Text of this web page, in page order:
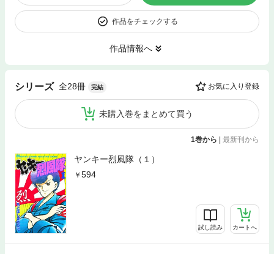
作品をチェックする
作品情報へ
シリーズ 全28冊 完結 お気に入り登録
未購入巻をまとめて買う
1巻から 最新刊から
ヤンキー烈風隊（１）
594
試し読み カートへ